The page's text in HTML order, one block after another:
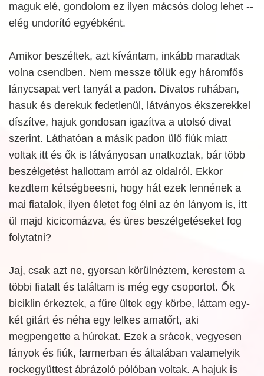
maguk elé, gondolom ez ilyen mácsós dolog lehet --
elég undorító egyébként.
Amikor beszéltek, azt kívántam, inkább maradtak
volna csendben. Nem messze tőlük egy háromfős
lánycsapat vert tanyát a padon. Divatos ruhában,
hasuk és derekuk fedetlenül, látványos ékszerekkel
díszítve, hajuk gondosan igazítva a utolsó divat
szerint. Láthatóan a másik padon ülő fiúk miatt
voltak itt és ők is látványosan unatkoztak, bár több
beszélgetést hallottam arról az oldalról. Ekkor
kezdtem kétségbeesni, hogy hát ezek lennének a
mai fiatalok, ilyen életet fog élni az én lányom is, itt
ül majd kicicomázva, és üres beszélgetéseket fog
folytatni?
Jaj, csak azt ne, gyorsan körülnéztem, kerestem a
többi fiatalt és találtam is még egy csoportot. Ők
biciklin érkeztek, a fűre ültek egy körbe, láttam egy-
két gitárt és néha egy lelkes amatőrt, aki
megpengette a húrokat. Ezek a srácok, vegyesen
lányok és fiúk, farmerban és általában valamelyik
rockegyüttest ábrázoló pólóban voltak. A hajuk is